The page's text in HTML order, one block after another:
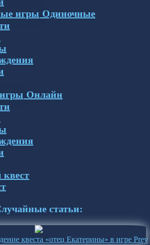
Одиночные
Онлайн
квест
статьи:
квеста «отец Екатерины» в игре Prey